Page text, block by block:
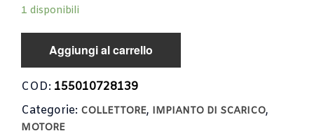
1 disponibili
Aggiungi al carrello
COD: 155010728139
Categorie: COLLETTORE, IMPIANTO DI SCARICO,
MOTORE